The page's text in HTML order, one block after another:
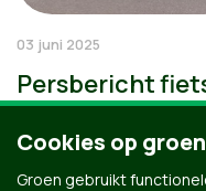
03 juni 2025
Persbericht
Cookies op
Groen gebruikt